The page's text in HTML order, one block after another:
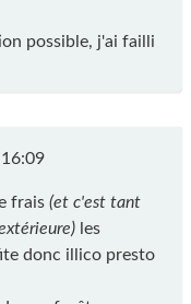
possible, j'ai failli
frais (et c'est tant
les
donc illico presto